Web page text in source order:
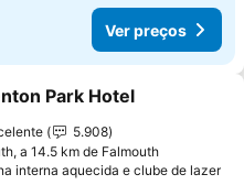
Ver preços
aos favoritos
Park Hotel
5.908
a 14.5 km de Falmouth
interna aquecida e clube de lazer